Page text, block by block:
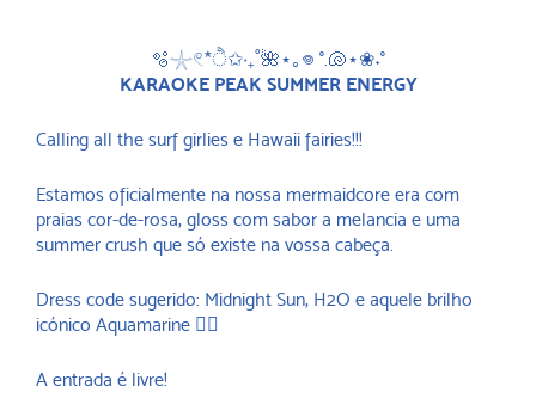
🫧𓇼𓏲*ੈ✩‧₊˚🌺⋆｡𖦹 °.🐚⋆❀˖°
KARAOKE PEAK SUMMER ENERGY
Calling all the surf girlies e Hawaii fairies!!!
Estamos oficialmente na nossa mermaidcore era com
praias cor-de-rosa, gloss com sabor a melancia e uma
summer crush que só existe na vossa cabeça.
Dress code sugerido: Midnight Sun, H2O e aquele brilho
icónico Aquamarine 🧜‍♀️
A entrada é livre!